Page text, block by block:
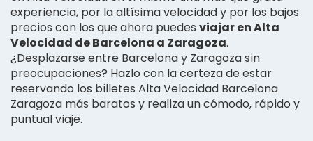
experiencia, por la altísima velocidad y por los bajos
precios con los que ahora puedes viajar en Alta
Velocidad de Barcelona a Zaragoza.
¿Desplazarse entre Barcelona y Zaragoza sin
preocupaciones? Hazlo con la certeza de estar
reservando los billetes Alta Velocidad Barcelona
Zaragoza más baratos y realiza un cómodo, rápido y
puntual viaje.